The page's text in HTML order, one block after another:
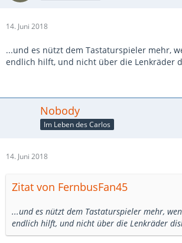
14. Juni 2018
...und es nützt dem Tastaturspieler mehr,
endlich hilft, und nicht über die Lenkräder
Nobody
Im Leben des Carlos
14. Juni 2018
Zitat von FernbusFan45
...und es nützt dem Tastaturspieler mehr,
endlich hilft, und nicht über die Lenkräder